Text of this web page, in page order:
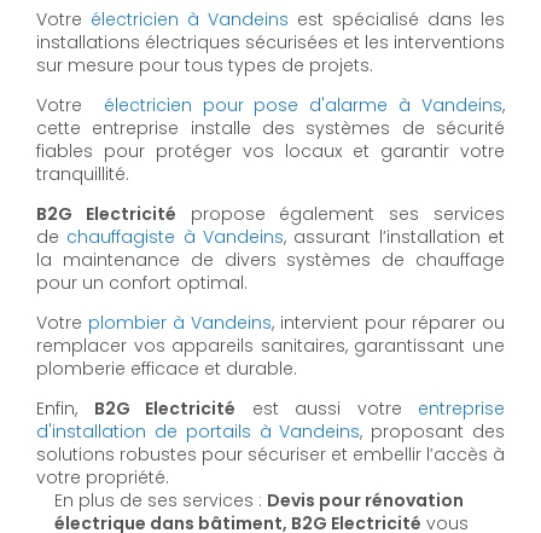
Votre électricien à Vandeins est spécialisé dans les
installations électriques sécurisées et les interventions
sur mesure pour tous types de projets.
Votre électricien pour pose d'alarme à Vandeins,
cette entreprise installe des systèmes de sécurité
fiables pour protéger vos locaux et garantir votre
tranquillité.
B2G Electricité propose également ses services
de chauffagiste à Vandeins, assurant l’installation et
la maintenance de divers systèmes de chauffage
pour un confort optimal.
Votre plombier à Vandeins, intervient pour réparer ou
remplacer vos appareils sanitaires, garantissant une
plomberie efficace et durable.
Enfin, B2G Electricité est aussi votre entreprise
d'installation de portails à Vandeins, proposant des
solutions robustes pour sécuriser et embellir l’accès à
votre propriété.
En plus de ses services : Devis pour rénovation
électrique dans bâtiment, B2G Electricité vous